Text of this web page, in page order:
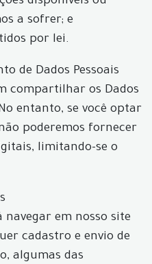
a sofrer; e
por lei.
de Dados Pessoais
compartilhar os Dados
entanto, se você optar
poderemos fornecer
limitando-se o
em nosso site
cadastro e envio de
algumas das